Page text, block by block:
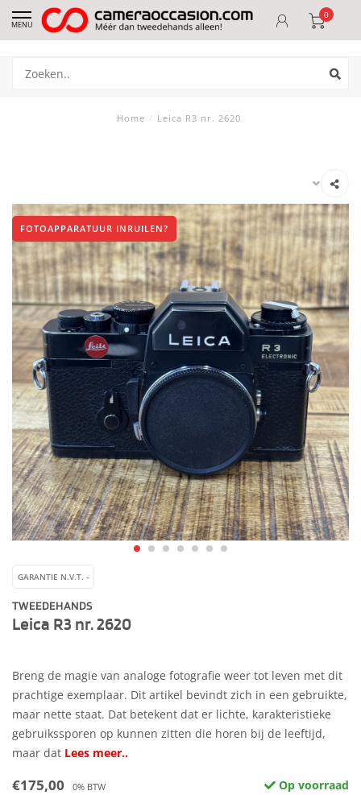
MENU
0
Home / Leica R3 nr. 2620
FOTOAPPARATUUR INRUILEN?
GARANTIE N.V.T. -
TWEEDEHANDS
Leica R3 nr. 2620
Breng de magie van analoge fotografie weer tot leven met dit
prachtige exemplaar. Dit artikel bevindt zich in een gebruikte,
maar nette staat. Dat betekent dat er lichte, karakteristieke
gebruikssporen op kunnen zitten die horen bij de leeftijd,
maar dat Lees meer..
€175,00 0% BTW Op voorraad